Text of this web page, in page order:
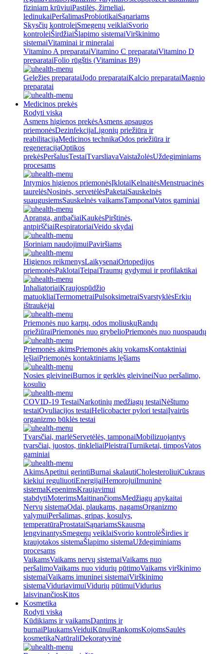
fiziniam krūviuiPastilės, žirneliai,
ledinukaiPeršalimasProbiotikaiSąnariams
Skysčių kontroleiSmegenų veiklaiSvorio
kontroleiŠirdžiaiŠlapimo sistemaiVirškinimo
sistemaiVitaminai ir mineralai
Vitamino A preparataiVitamino C preparataiVitamino D
preparataiFolio rūgštis (Vitaminas B9)
Geležies preparataiJodo preparataiKalcio preparataiMagnio
preparatai
Medicinos prekės
Rodyti viską
Asmens higienos prekėsAsmens apsaugos
priemonėsDezinfekcijaLigonių priežiūra ir
reabilitacijaMedicinos technikaOdos priežiūra ir
regeneracijaOptikos
prekėsPeršalusTestaiTvarsliavaVaistažolėsUždegiminiams
procesams
Intymios higienos priemonėsĮklotaiKelnaitėsMenstruacinės
taurelėsNosinės, servetėlėsPaketaiSauskelnės
suaugusiemsSauskelnės vaikamsTamponaiVatos gaminiai
Apranga, antbačiaiKaukėsPirštinės,
antpirščiaiRespiratoriaiVeido skydai
Išoriniam naudojimuiPaviršiams
Higienos reikmenysLaikysenaiOrtopedijos
priemonėsPaklotaiTeipaiTraumų gydymui ir profilaktikai
InhaliatoriaiKraujospūdžio
matuokliaiTermometraiPulsoksimetraiSvarstyklėsErkių
ištraukėjai
Priemonės nuo karpų, odos moliuskųRandų
priežiūraiPriemonės nuo grybelioPriemonės nuo nuospaudų
Priemonės akimsPriemonės akių vokamsKontaktiniai
lęšiaiPriemonės kontaktiniams lęšiams
Nosies gleivineiBurnos ir gerklės gleivineiNuo peršalimo,
kosulio
COVID-19 TestaiNarkotinių medžiagų testaiNėštumo
testaiOvuliacijos testaiHelicobacter pylori testaiĮvairūs
organizmo būklės testai
Tvarsčiai, marlėServetėlės, tamponaiMobilizuojantys
tvarsčiai, juostos, tinkleliaiPleistraiTurniketai, timposVatos
gaminiai
AkimsApetitui gerintiBurnai skalautiCholesteroliuiCukraus
kiekiui reguliuotiEnergijaiHemorojuiImuninė
sistemaKepenimsKraujavimui
stabdytiMoterimsMaitinančiomsMedžiagų apykaitai
Nervų sistemaOdai, plaukams, nagamsOrganizmo
valymuiPeršalimas, gripas, kosulys,
temperatūraProstataiSąnariamsSkausmą
lengvinantysSmegenų veiklaiSvorio kontrolėŠirdies ir
kraujotakos sistemaŠlapimo sistemaUždegiminiams
procesams
VaikamsVaikams nervų sistemaiVaikams nuo
peršalimoVaikams nuo vidurių pūtimoVaikams virškinimo
sistemaiVaikams imuninei sistemaiVirškinimo
sistemaViduriavimuiVidurių pūtimuiVidurius
laisvinančiosKitos
Kosmetika
Rodyti viską
Kūdikiams ir vaikamsDantims ir
burnaiPlaukamsVeiduiKūnuiRankomsKojomsSaulės
kosmetikaNatūraliDekoratyvinė